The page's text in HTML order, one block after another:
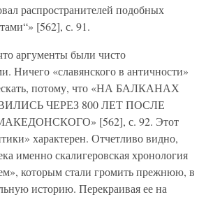
распространителей подобных
[562], с. 91.
аргументы были чисто
Ничего «славянского в античности»
потому, что «НА БАЛКАНАХ
ЧЕРЕЗ 800 ЛЕТ ПОСЛЕ
[562], с. 92. Этот
характерен. Отчетливо видно,
именно скалигеровская хронология
которым стали громить прежнюю, в
историю. Перекраивая ее на